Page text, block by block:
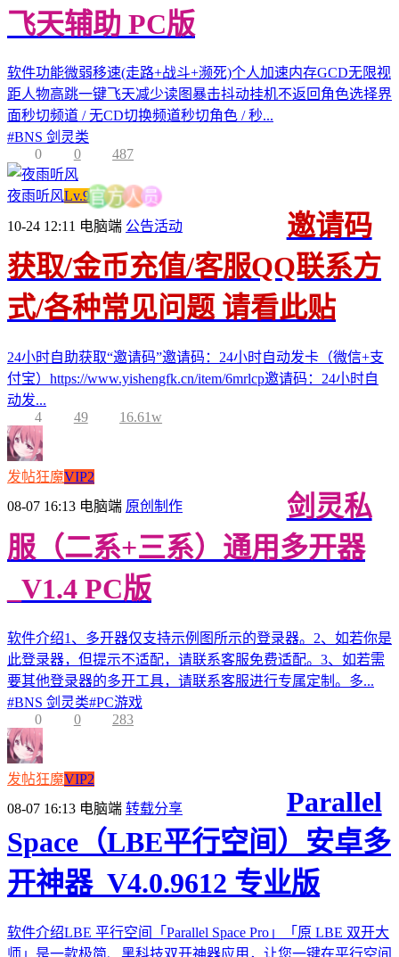
飞天辅助 PC版
软件功能微弱移速(走路+战斗+濒死)个人加速内存GCD无限视
距人物高跳一键飞天减少读图暴击抖动挂机不返回角色选择界
面秒切频道 / 无CD切换频道秒切角色 / 秒...
#BNS 剑灵类
0
0 487
夜雨听风Lv.9官 方 人 员
10-24 12:11 电脑端 公告活动
邀请码
获取/金币充值/客服QQ联系方
式/各种常见问题 请看此贴
24小时自助获取“邀请码”邀请码：24小时自动发卡（微信+支
付宝）https://www.yishengfk.cn/item/6mrlcp邀请码：24小时自
动发...
4
49 16.61w
发帖狂魔VIP2
08-07 16:13 电脑端 原创制作
剑灵私
服（二系+三系）通用多开器
_V1.4 PC版
软件介绍1、多开器仅支持示例图所示的登录器。2、如若你是
此登录器，但提示不适配，请联系客服免费适配。3、如若需
要其他登录器的多开工具，请联系客服进行专属定制。多...
#BNS 剑灵类#PC游戏
0
0 283
发帖狂魔VIP2
08-07 16:13 电脑端 转载分享
Parallel
Space（LBE平行空间）安卓多
开神器_V4.0.9612 专业版
软件介绍LBE 平行空间「Parallel Space Pro」「原 LBE 双开大
师」是一款极简、黑科技双开神器应用，让您一键在平行空间